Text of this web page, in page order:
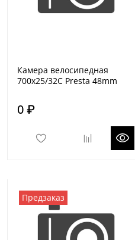
Камера велосипедная
700x25/32C Presta 48mm
0 ₽
Предзаказ